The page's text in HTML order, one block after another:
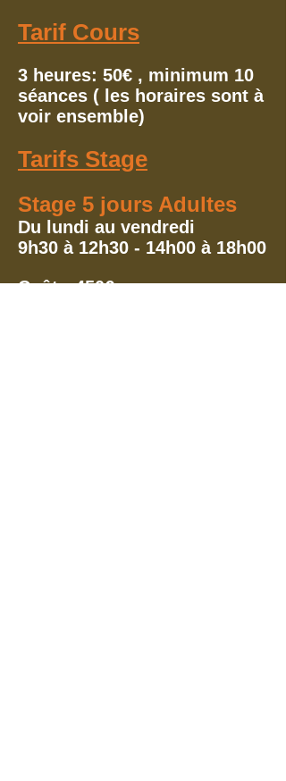
Tarif Cours
3 heures: 50€ , minimum 10
séances ( les horaires sont à
voir ensemble)
Tarifs Stage
Stage 5 jours Adultes
Du lundi au vendredi
9h30 à 12h30 - 14h00 à 18h00
Coût : 450€